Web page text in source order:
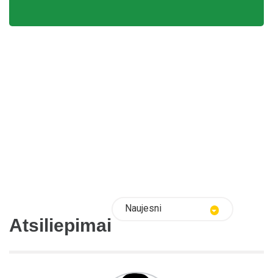
Atsiliepimai
Naujesni